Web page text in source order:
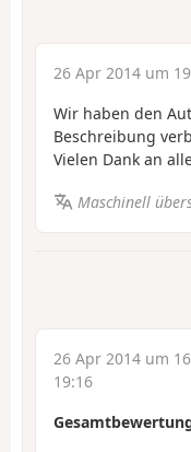
26 Apr 2014 um
Wir haben den
Beschreibung
Vielen Dank an
Maschinell
26 Apr 2014 um
19:16